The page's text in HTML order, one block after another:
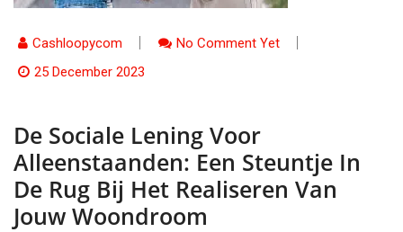
Cashloopycom
No Comment Yet
25 December 2023
De Sociale Lening Voor
Alleenstaanden: Een Steuntje In
De Rug Bij Het Realiseren Van
Jouw Woondroom